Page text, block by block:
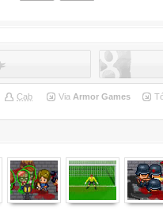
Cab Via Armor Games